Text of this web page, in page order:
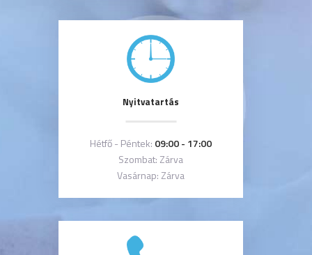
Nyitvatartás
Hétfő - Péntek: 09:00 - 17:00
Szombat: Zárva
Vasárnap: Zárva